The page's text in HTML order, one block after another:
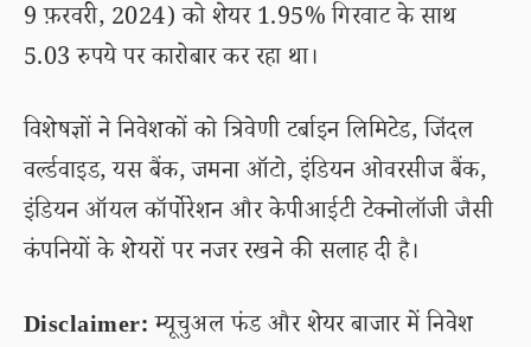
9 फ़रवरी, 2024) को शेयर 1.95% गिरवाट के साथ
5.03 रुपये पर कारोबार कर रहा था।
विशेषज्ञों ने निवेशकों को त्रिवेणी टर्बाइन लिमिटेड, जिंदल
वर्ल्डवाइड, यस बैंक, जमना ऑटो, इंडियन ओवरसीज बैंक,
इंडियन ऑयल कॉर्पोरेशन और केपीआईटी टेक्नोलॉजी जैसी
कंपनियों के शेयरों पर नजर रखने की सलाह दी है।
Disclaimer:म्यूचुअल फंड और शेयर बाजार में निवेश